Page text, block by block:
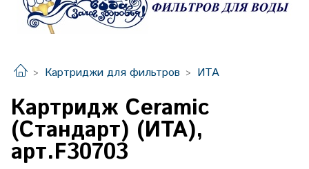
Картриджи для фильтров ИТА
Картридж Ceramic
(Стандарт) (ИТА),
арт.F30703